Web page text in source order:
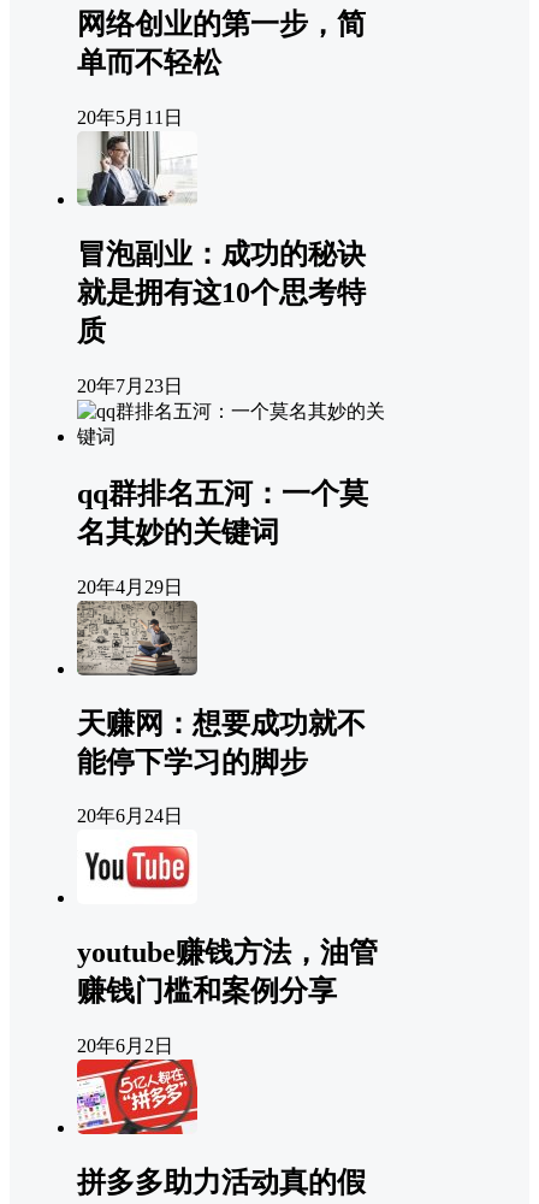
网络创业的第一步，简
单而不轻松
20年5月11日
冒泡副业：成功的秘诀
就是拥有这10个思考特
质
20年7月23日
qq群排名五河：一个莫
名其妙的关键词
20年4月29日
天赚网：想要成功就不
能停下学习的脚步
20年6月24日
youtube赚钱方法，油管
赚钱门槛和案例分享
20年6月2日
拼多多助力活动真的假